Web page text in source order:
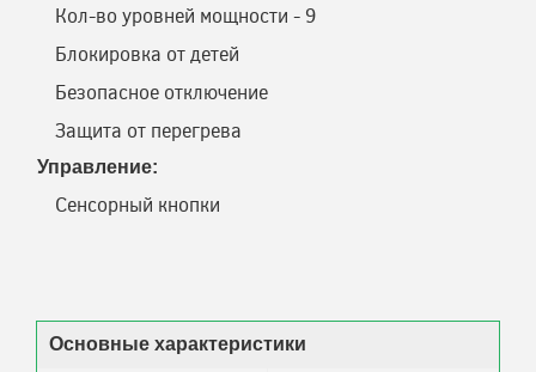
Кол-во уровней мощности - 9
Блокировка от детей
Безопасное отключение
Защита от перегрева
Управление:
Сенсорный кнопки
Основные характеристики